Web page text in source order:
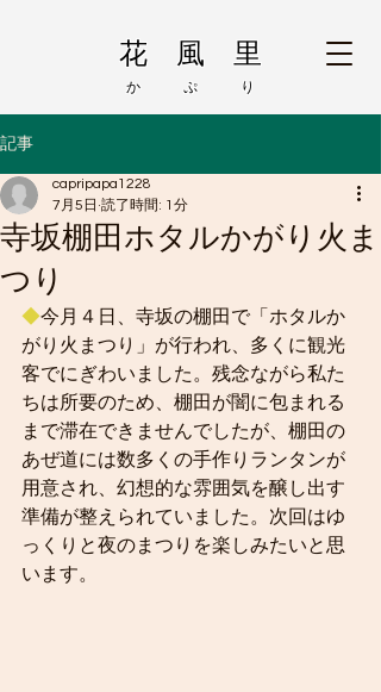
花 風 里
か ぷ り
記事
寺坂棚田ホタルかがり火ま
つり
capripapa1228
7月5日 読了時間: 1分
◆今月４日、寺坂の棚田で「ホタルか
がり火まつり」が行われ、多くに観光
客でにぎわいました。残念ながら私た
ちは所要のため、棚田が闇に包まれる
まで滞在できませんでしたが、棚田の
あぜ道には数多くの手作りランタンが
用意され、幻想的な雰囲気を醸し出す
準備が整えられていました。次回はゆ
っくりと夜のまつりを楽しみたいと思
います。